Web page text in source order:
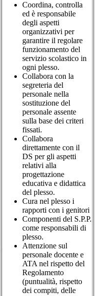
Coordina, controlla
ed è responsabile
degli aspetti
organizzativi per
garantire il regolare
funzionamento del
servizio scolastico in
ogni plesso.
Collabora con la
segreteria del
personale nella
sostituzione del
personale assente
sulla base dei criteri
fissati.
Collabora
direttamente con il
DS per gli aspetti
relativi alla
progettazione
educativa e didattica
del plesso.
Cura nel plesso i
rapporti con i genitori
Componenti del S.P.P.
come responsabili di
plesso.
Attenzione sul
personale docente e
ATA nel rispetto del
Regolamento
(puntualità, rispetto
dei compiti, delle